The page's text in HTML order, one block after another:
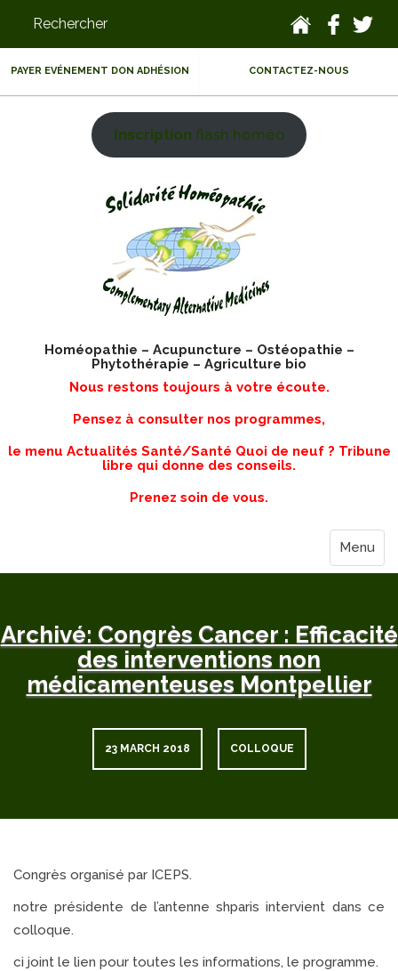
PAYER EVÉNEMENT DON ADHÉSION CONTACTEZ-NOUS
Inscription flash homéo
Homéopathie – Acupuncture – Ostéopathie –
Phytothérapie – Agriculture bio
Nous restons toujours à votre écoute.
Pensez à consulter nos programmes,
le menu Actualités Santé/Santé Quoi de neuf ? Tribune
libre qui donne des conseils.
Prenez soin de vous.
Menu
Archivé: Congrès Cancer : Efficacité
des interventions non
médicamenteuses Montpellier
23 MARCH 2018 COLLOQUE
Congrès organisé par ICEPS.
notre présidente de l’antenne shparis intervient dans ce
colloque.
ci joint le lien pour toutes les informations, le programme.